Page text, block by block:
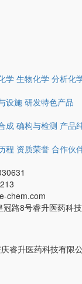
学 生物化学 分析化
设施 研发特色产品
成 确构与检测 产品
程 资质荣誉 合作伙
chem.com
路8号睿升医药科
睿升医药科技有限